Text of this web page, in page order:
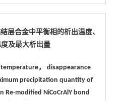
结层合金中平衡相的析出温度、
及最大析出量
， disappearance
precipitation quantity of
Re-modified NiCoCrAlY bond